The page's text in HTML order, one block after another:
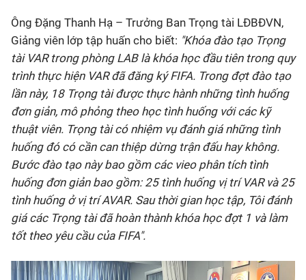
Ông Đặng Thanh Hạ – Trưởng Ban Trọng tài LĐBĐVN,
Giảng viên lớp tập huấn cho biết: "Khóa đào tạo Trọng
tài VAR trong phòng LAB là khóa học đầu tiên trong quy
trình thực hiện VAR đã đăng ký FIFA. Trong đợt đào tạo
lần này, 18 Trọng tài được thực hành những tình huống
đơn giản, mô phỏng theo học tình huống với các kỹ
thuật viên. Trọng tài có nhiệm vụ đánh giá những tình
huống đó có cần can thiệp dừng trận đấu hay không.
Bước đào tạo này bao gồm các vieo phân tích tình
huống đơn giản bao gồm: 25 tình huống vị trí VAR và 25
tình huống ở vị trí AVAR. Sau thời gian học tập, Tôi đánh
giá các Trọng tài đã hoàn thành khóa học đợt 1 và làm
tốt theo yêu cầu của FIFA".